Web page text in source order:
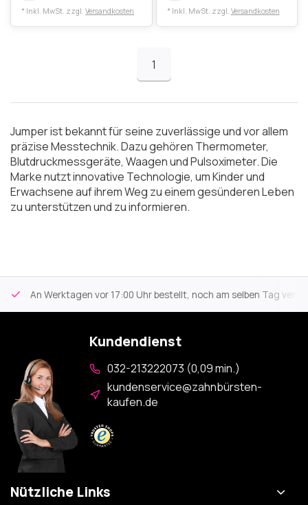
* Inkl. MwSt. zzgl. Versandkosten * Inkl. MwSt. zzgl. Versandkosten
1
Jumper ist bekannt für seine zuverlässige und vor allem
präzise Messtechnik. Dazu gehören Thermometer,
Blutdruckmessgeräte, Waagen und Pulsoximeter. Die
Marke nutzt innovative Technologie, um Kinder und
Erwachsene auf ihrem Weg zu einem gesünderen Leben
zu unterstützen und zu informieren.
An Werktagen vor 17:00 Uhr bestellt, noch am selben Tag
Kundendienst
032-213222073 (0,09 min.)
kundenservice@zahnbürsten-
kaufen.de
Nützliche Links